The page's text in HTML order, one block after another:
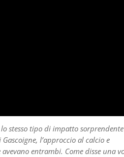
stesso tipo di impatto
l’approccio al calcio e
entrambi. Come disse una